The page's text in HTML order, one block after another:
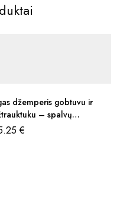
džemperis gobtuvu ir
– spalvų
€